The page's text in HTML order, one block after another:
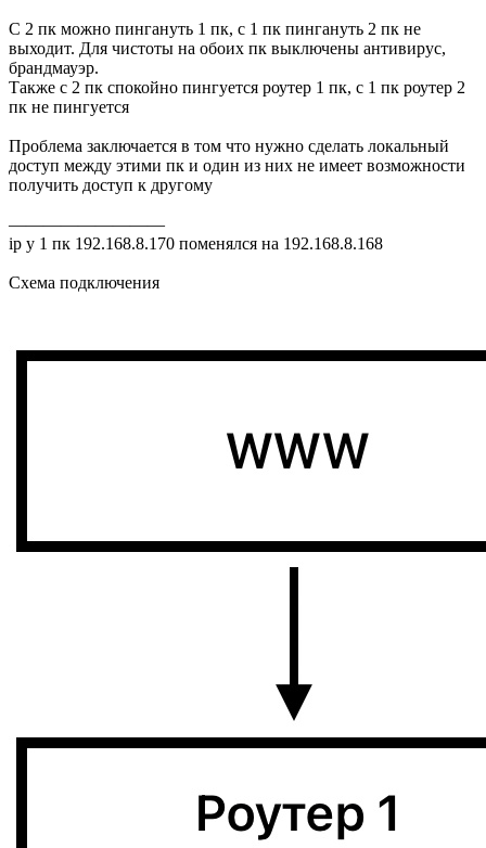
С 2 пк можно пингануть 1 пк, с 1 пк пингануть 2 пк не
выходит. Для чистоты на обоих пк выключены антивирус,
брандмауэр.
Также с 2 пк спокойно пингуется роутер 1 пк, с 1 пк роутер 2
пк не пингуется
Проблема заключается в том что нужно сделать локальный
доступ между этими пк и один из них не имеет возможности
получить доступ к другому
—————————
ip у 1 пк 192.168.8.170 поменялся на 192.168.8.168
Схема подключения